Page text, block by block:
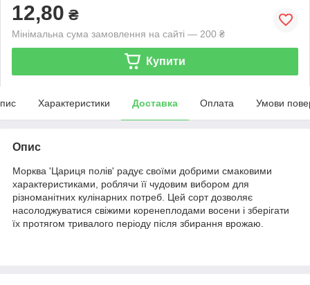
12,80 ₴
Мінімальна сума замовлення на сайті — 200 ₴
Купити
Характеристики Доставка Оплата Умови
Опис
Морква 'Цариця полів' радує своїми добрими смаковими
характеристиками, роблячи її чудовим вибором для
різноманітних кулінарних потреб. Цей сорт дозволяє
насолоджуватися свіжими коренеплодами восени і зберігати
їх протягом тривалого періоду після збирання врожаю.